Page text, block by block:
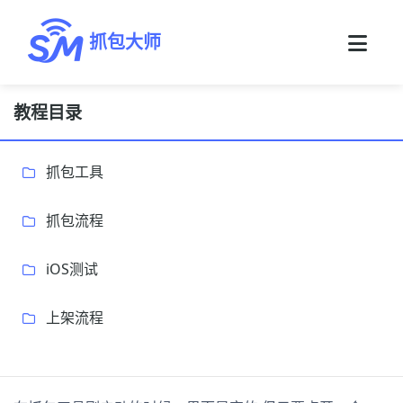
抓包大师
教程目录
抓包工具
抓包流程
iOS测试
上架流程